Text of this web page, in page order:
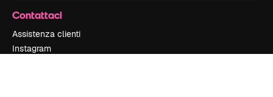
Contattaci
Assistenza clienti
Instagram